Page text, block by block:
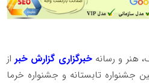
هنر و رسانه خبرگزاری گزارش خبر از
جشنواره تابستانه و جشنواره خرما